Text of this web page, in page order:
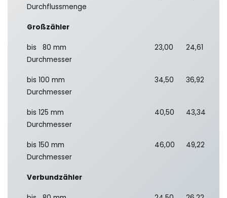
Durchflussmenge
Großzähler
bis 80 mm
Durchmesser
23,00 24,61
bis 100 mm
Durchmesser
34,50 36,92
bis 125 mm
Durchmesser
40,50 43,34
bis 150 mm
Durchmesser
46,00 49,22
Verbundzähler